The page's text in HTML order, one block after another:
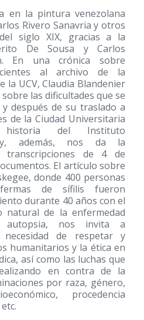
en la pintura venezolana
Rivero Sanavria y otros
siglo XIX, gracias a la
De Sousa y Carlos
En una crónica sobre
al archivo de la
la UCV, Claudia Blandenier
las dificultades que se
después de su traslado a
de la Ciudad Universitaria
del Instituto
y, además, nos da la
de 4 de
El artículo sobre
donde 400 personas
de sífilis fueron
durante 40 años con el
de la enfermedad
autopsia, nos invita a
de respetar y
humanitarios y la ética en
así como las luchas que
en contra de la
por raza, género,
procedencia